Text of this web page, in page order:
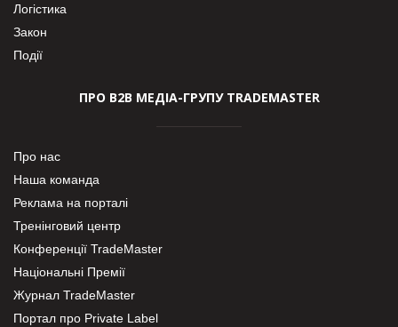
Логістика
Закон
Події
ПРО В2В МЕДІА-ГРУПУ TRADEMASTER
Про нас
Наша команда
Реклама на порталі
Тренінговий центр
Конференції TradeMaster
Національні Премії
Журнал TradeMaster
Портал про Private Label